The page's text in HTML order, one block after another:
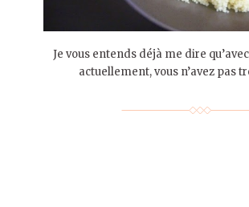
Je vous entends déjà me dire
actuellement, vous n’avez pas